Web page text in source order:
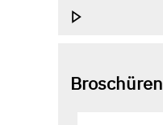
Broschüren